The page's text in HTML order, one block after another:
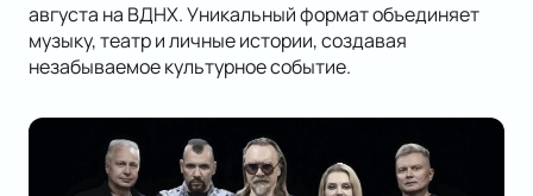
августа на ВДНХ. Уникальный формат объединяет
музыку, театр и личные истории, создавая
незабываемое культурное событие.